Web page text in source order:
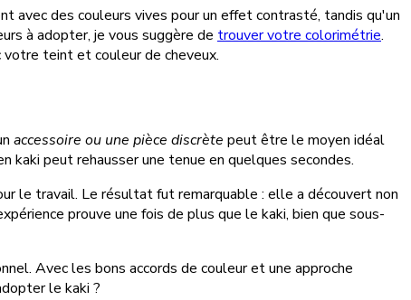
avec des couleurs vives pour un effet contrasté, tandis qu'un
à adopter, je vous suggère de trouver votre colorimétrie.
teint et couleur de cheveux.
accessoire ou une pièce discrète peut être le moyen idéal
kaki peut rehausser une tenue en quelques secondes.
le travail. Le résultat fut remarquable : elle a découvert non
prouve une fois de plus que le kaki, bien que sous-
Avec les bons accords de couleur et une approche
le kaki ?